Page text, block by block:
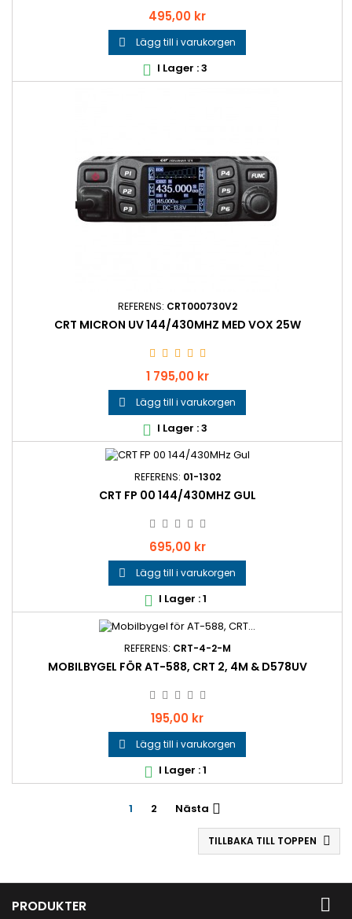
Pris
495,00 kr
 Lägg till i varukorgen
 I Lager : 3
REFERENS: CRT000730V2
CRT MICRON UV 144/430MHZ MED VOX 25W
Pris
1 795,00 kr
 Lägg till i varukorgen
 I Lager : 3
REFERENS: 01-1302
CRT FP 00 144/430MHZ GUL
Pris
695,00 kr
 Lägg till i varukorgen
 I Lager : 1
REFERENS: CRT-4-2-M
MOBILBYGEL FÖR AT-588, CRT 2, 4M & D578UV
Pris
195,00 kr
 Lägg till i varukorgen
 I Lager : 1
1 2 Nästa 
TILLBAKA TILL TOPPEN 
PRODUKTER 